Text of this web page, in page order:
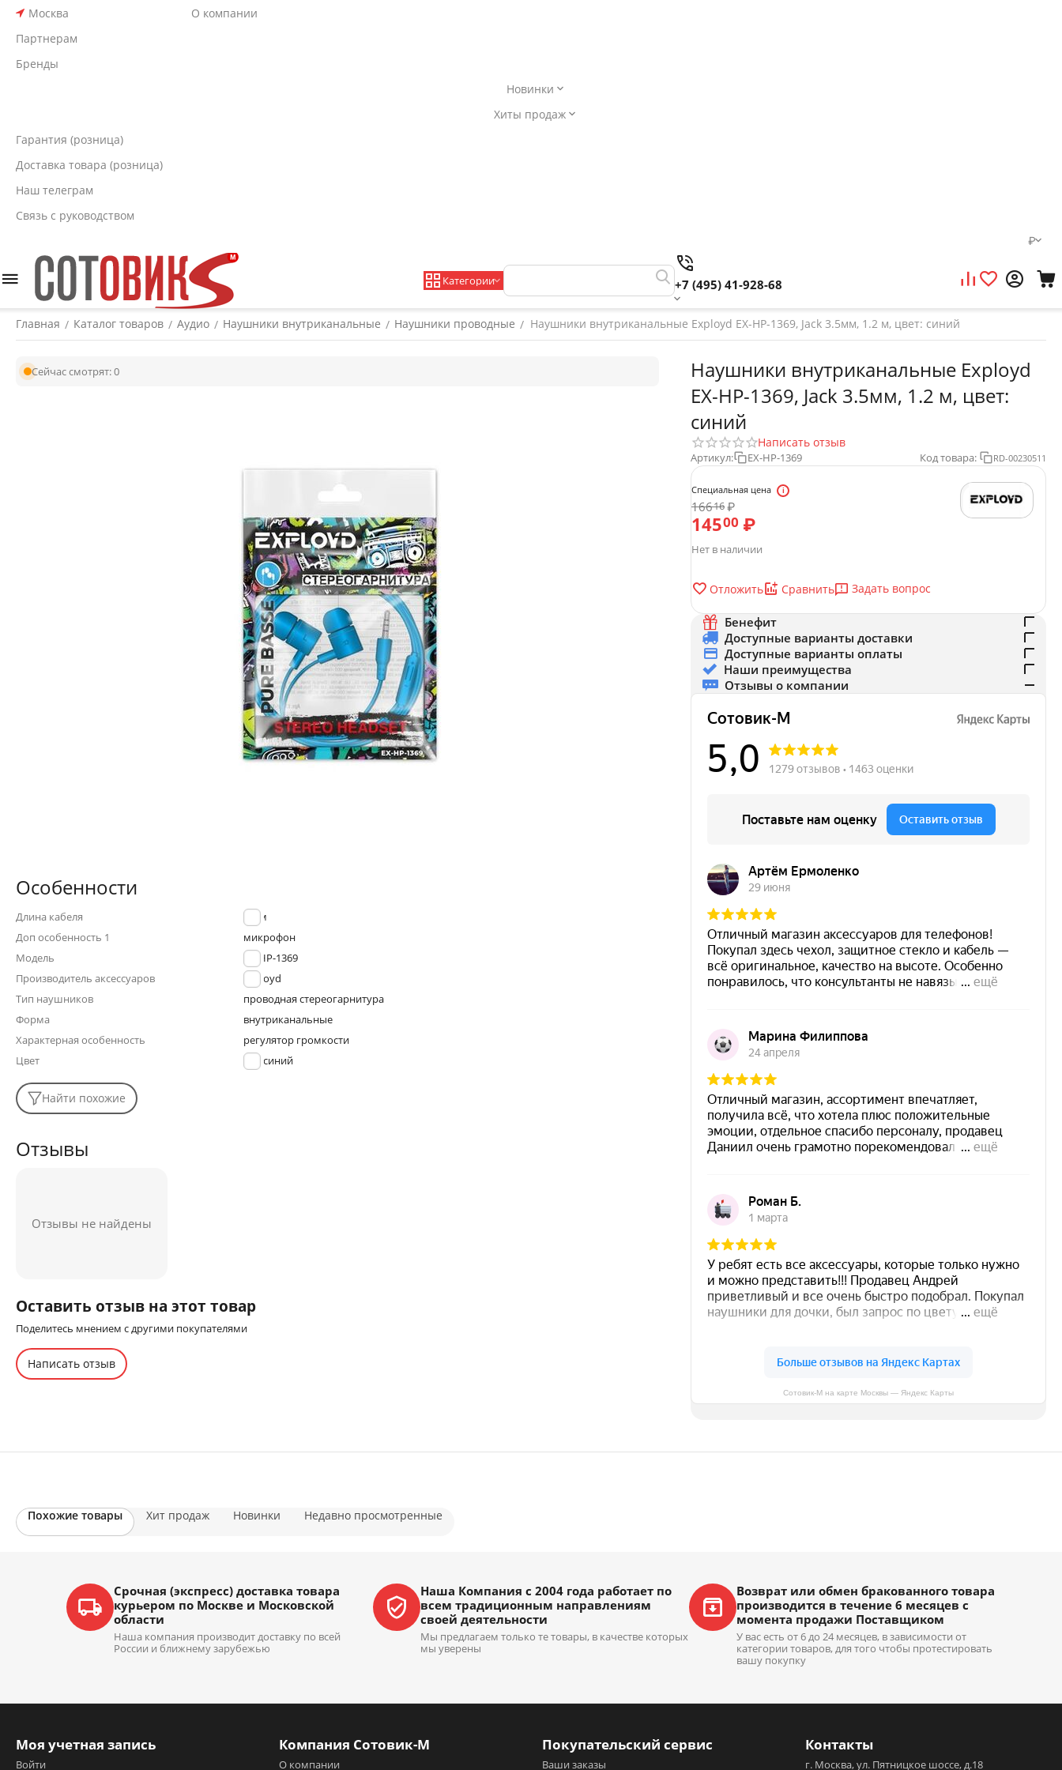
Москва
О компании
Партнерам
Бренды
Новинки
Хиты продаж
Гарантия (розница)
Доставка товара (розница)
Наш телеграм
Связь с руководством
₽
Категории +7 (495) 41-928-68
Главная / Каталог товаров / Аудио / Наушники внутриканальные / Наушники проводные / Наушники внутриканальные Exployd EX-HP-1369, Jack 3.5мм, 1.2 м, цвет: синий
Сейчас смотрят:0
Наушники внутриканальные Exployd
EX-HP-1369, Jack 3.5мм, 1.2 м, цвет:
синий
Написать отзыв
Артикул: EX-HP-1369 Код товара: RD-00230511
Специальная цена
16616₽
14500 ₽
Нет в наличии
Отложить Сравнить Задать вопрос
Бенефит
Доступные варианты доставки
Доступные варианты оплаты
Наши преимущества
Отзывы о компании
Сотовик-М на карте Москвы — Яндекс Карты
Особенности
Длина кабеля
1.2 м
Доп особенность 1
микрофон
Модель
EX-HP-1369
Производитель аксессуаров
Exployd
Тип наушников
проводная стереогарнитура
Форма
внутриканальные
Характерная особенность
регулятор громкости
Цвет
синий
Найти похожие
Отзывы
Отзывы не найдены
Оставить отзыв на этот товар
Поделитесь мнением с другими покупателями
Написать отзыв
Похожие товары Хит продаж Новинки Недавно просмотренные
Срочная (экспресс) доставка товара
курьером по Москве и Московской
области
Наша компания производит доставку по всей
России и ближнему зарубежью
Наша Компания с 2004 года работает по
всем традиционным направлениям
своей деятельности
Мы предлагаем только те товары, в качестве которых
мы уверены
Возврат или обмен бракованного товара
производится в течение 6 месяцев с
момента продажи Поставщиком
У вас есть от 6 до 24 месяцев, в зависимости от
категории товаров, для того чтобы протестировать
вашу покупку
Моя учетная запись
Войти
Компания Сотовик-М
О компании
Покупательский сервис
Ваши заказы
Контакты
г. Москва, ул. Пятницкое шоссе, д.18